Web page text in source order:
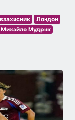
Лондон
Михайло Мудрик